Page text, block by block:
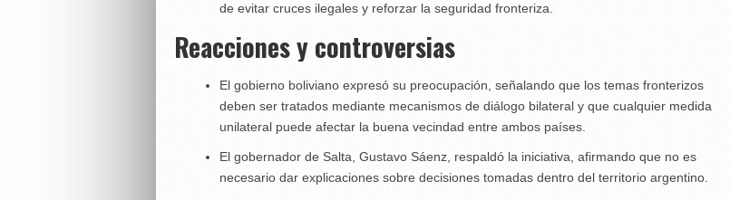
de evitar cruces ilegales y reforzar la seguridad fronteriza.
Reacciones y controversias
El gobierno boliviano expresó su preocupación, señalando que los temas fronterizos
deben ser tratados mediante mecanismos de diálogo bilateral y que cualquier medida
unilateral puede afectar la buena vecindad entre ambos países.
El gobernador de Salta, Gustavo Sáenz, respaldó la iniciativa, afirmando que no es
necesario dar explicaciones sobre decisiones tomadas dentro del territorio argentino.